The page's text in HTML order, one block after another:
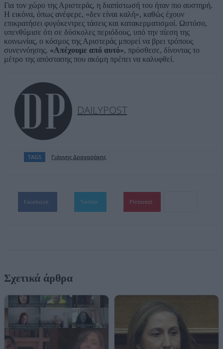
Για τον χώρο της Αριστεράς, η διαπίστωσή του ήταν πιο αυστηρή.
Η εικόνα, όπως ανέφερε, «δεν είναι καλή», καθώς έχουν
επικρατήσει φυγόκεντρες τάσεις και κατακερματισμοί. Ωστόσο,
υπενθύμισε ότι σε δύσκολες περιόδους, υπό την πίεση της
κοινωνίας, ο κόσμος της Αριστεράς μπορεί να βρει τρόπους
συνεννόησης. «Απέχουμε από αυτό», πρόσθεσε, δίνοντας το
μέτρο της απόστασης που ακόμη πρέπει να καλυφθεί.
DAILYPOST
TAGS Γιάννης Δραγασάκης
Facebook Twitter Pinterest
Σχετικά άρθρα